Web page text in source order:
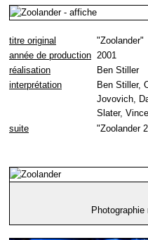
titre original
"Zoolander"
année de production 2001
réalisation
Ben Stiller
interprétation
Ben Stiller,
Jovovich,
Slater,
suite
"Zoolander